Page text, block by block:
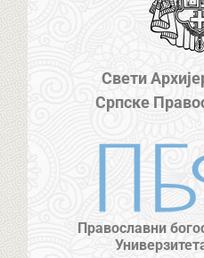
Свети
Српске
Православни